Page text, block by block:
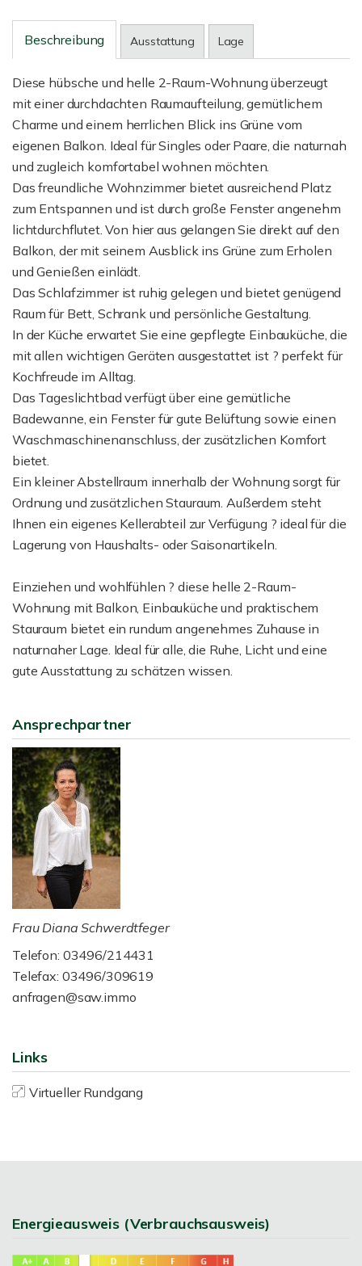
Beschreibung Ausstattung Lage
Diese hübsche und helle 2-Raum-Wohnung überzeugt
mit einer durchdachten Raumaufteilung, gemütlichem
Charme und einem herrlichen Blick ins Grüne vom
eigenen Balkon. Ideal für Singles oder Paare, die naturnah
und zugleich komfortabel wohnen möchten.
Das freundliche Wohnzimmer bietet ausreichend Platz
zum Entspannen und ist durch große Fenster angenehm
lichtdurchflutet. Von hier aus gelangen Sie direkt auf den
Balkon, der mit seinem Ausblick ins Grüne zum Erholen
und Genießen einlädt.
Das Schlafzimmer ist ruhig gelegen und bietet genügend
Raum für Bett, Schrank und persönliche Gestaltung.
In der Küche erwartet Sie eine gepflegte Einbauküche, die
mit allen wichtigen Geräten ausgestattet ist ? perfekt für
Kochfreude im Alltag.
Das Tageslichtbad verfügt über eine gemütliche
Badewanne, ein Fenster für gute Belüftung sowie einen
Waschmaschinenanschluss, der zusätzlichen Komfort
bietet.
Ein kleiner Abstellraum innerhalb der Wohnung sorgt für
Ordnung und zusätzlichen Stauraum. Außerdem steht
Ihnen ein eigenes Kellerabteil zur Verfügung ? ideal für die
Lagerung von Haushalts- oder Saisonartikeln.
Einziehen und wohlfühlen ? diese helle 2-Raum-
Wohnung mit Balkon, Einbauküche und praktischem
Stauraum bietet ein rundum angenehmes Zuhause in
naturnaher Lage. Ideal für alle, die Ruhe, Licht und eine
gute Ausstattung zu schätzen wissen.
Ansprechpartner
Frau Diana Schwerdtfeger
Telefon: 03496/214431
Telefax: 03496/309619
anfragen@saw.immo
Links
Virtueller Rundgang
Energieausweis (Verbrauchsausweis)